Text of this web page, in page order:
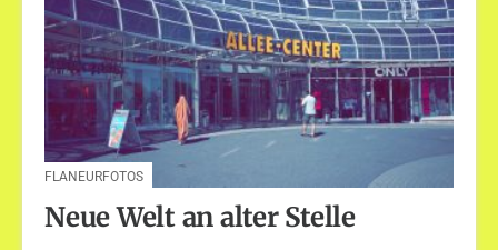
FLANEURFOTOS
Neue Welt an alter Stelle